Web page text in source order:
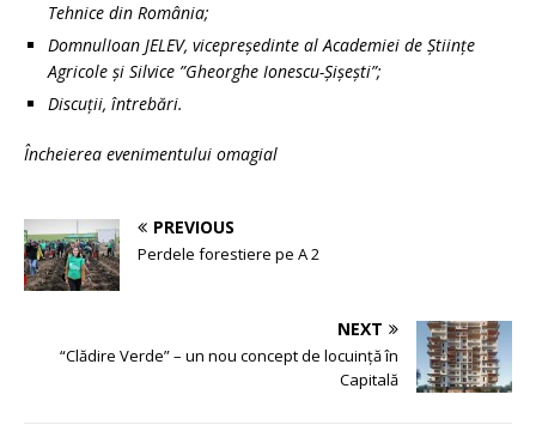
Tehnice din România;
DomnulIoan JELEV, vicepreședinte alAcademiei de Științe
Agricole și Silvice ”Gheorghe Ionescu-Șișești”;
Discuţii, întrebări.
Încheierea evenimentului omagial
PREVIOUS
Perdele forestiere pe A 2
NEXT
“Clădire Verde” – un nou concept de locuință în
Capitală